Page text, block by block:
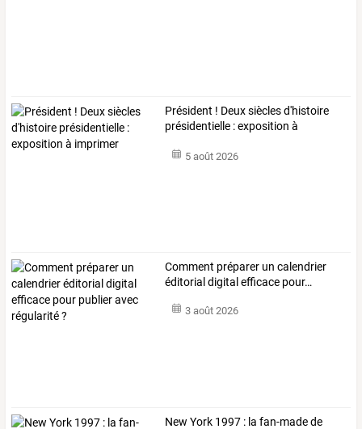
Président ! Deux siècles d'histoire
présidentielle : exposition à
5 août 2026
Comment préparer un calendrier
éditorialdigitalefficace pour…
3 août 2026
New York 1997 : la fan-made de